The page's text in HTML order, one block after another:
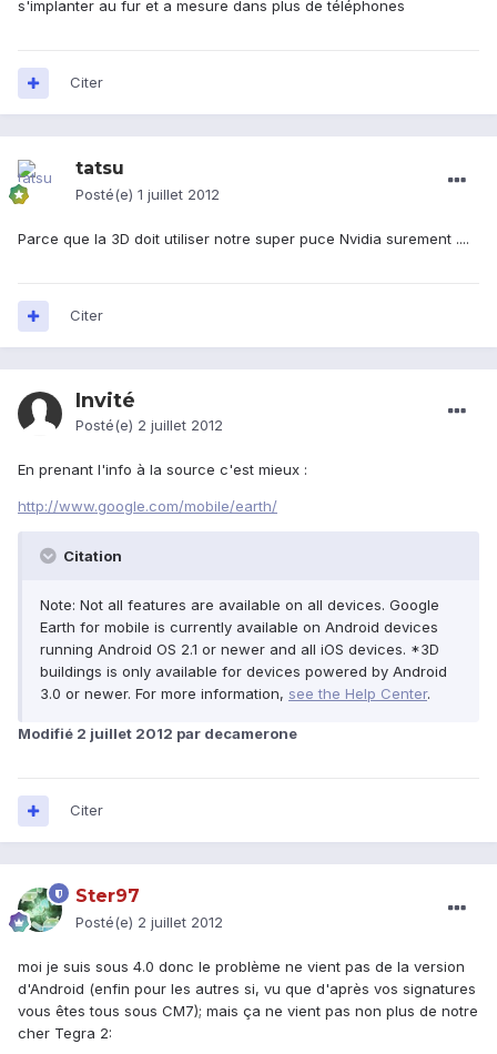
s'implanter au fur et a mesure dans plus de téléphones
Citer
tatsu
Posté(e) 1 juillet 2012
Parce que la 3D doit utiliser notre super puce Nvidia surement ....
Citer
Invité
Posté(e) 2 juillet 2012
En prenant l'info à la source c'est mieux :
http://www.google.com/mobile/earth/
Citation
Note: Not all features are available on all devices. Google
Earth for mobile is currently available on Android devices
running Android OS 2.1 or newer and all iOS devices. *3D
buildings is only available for devices powered by Android
3.0 or newer. For more information, see the Help Center.
Modifié 2 juillet 2012 par decamerone
Citer
Ster97
Posté(e) 2 juillet 2012
moi je suis sous 4.0 donc le problème ne vient pas de la version
d'Android (enfin pour les autres si, vu que d'après vos signatures
vous êtes tous sous CM7); mais ça ne vient pas non plus de notre
cher Tegra 2: